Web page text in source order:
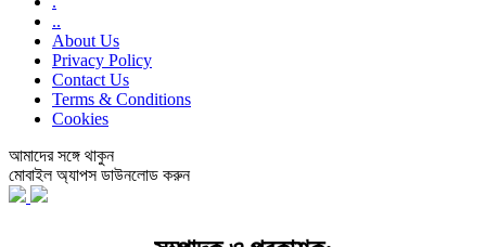
..
About Us
Privacy Policy
Contact Us
Terms & Conditions
Cookies
আমাদের সঙ্গে থাকুন
মোবাইল অ্যাপস ডাউনলোড করুন